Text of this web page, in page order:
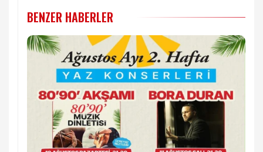
BENZER HABERLER